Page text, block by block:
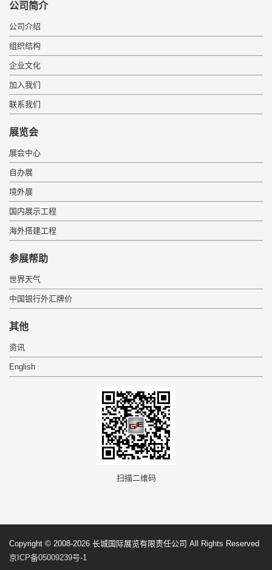
公司简介
公司介绍
组织结构
企业文化
加入我们
联系我们
展览会
展会中心
自办展
境外展
国内展示工程
海外搭建工程
参展帮助
世界天气
中国银行外汇牌价
其他
资讯
English
扫描二维码
Copyright © 2008-2026 长城国际展览有限责任公司 All Rights Reserved
京ICP备05009239号-1